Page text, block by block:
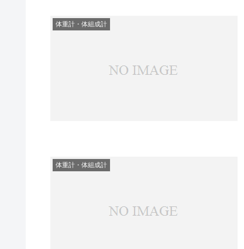
体重計・体組成計
体重計・体組成計